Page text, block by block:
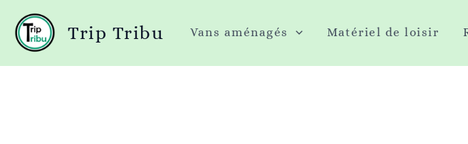
Aller
Trip Tribu Vans aménagés Matériel de loisir